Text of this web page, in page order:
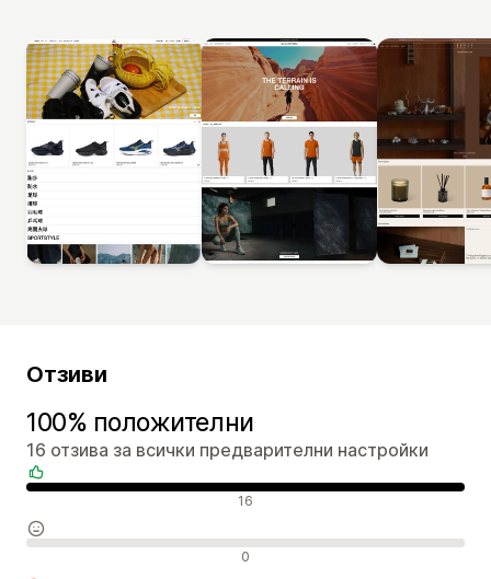
Отзиви
100% положителни
16 отзива за всички предварителни настройки
Положителни отзиви 16
Неутрални отзиви 0